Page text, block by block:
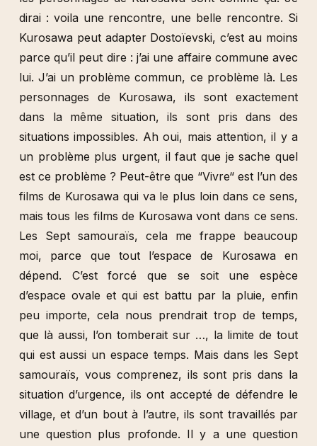
dirai : voila une rencontre, une belle rencontre. Si
Kurosawa peut adapter Dostoïevski, c’est au moins
parce qu’il peut dire : j’ai une affaire commune avec
lui. J’ai un problème commun, ce problème là. Les
personnages de Kurosawa, ils sont exactement
dans la même situation, ils sont pris dans des
situations impossibles. Ah oui, mais attention, il y a
un problème plus urgent, il faut que je sache quel
est ce problème ? Peut-être que “Vivre“ est l’un des
films de Kurosawa qui va le plus loin dans ce sens,
mais tous les films de Kurosawa vont dans ce sens.
Les Sept samouraïs, cela me frappe beaucoup
moi, parce que tout l’espace de Kurosawa en
dépend. C’est forcé que se soit une espèce
d’espace ovale et qui est battu par la pluie, enfin
peu importe, cela nous prendrait trop de temps,
que là aussi, l’on tomberait sur …, la limite de tout
qui est aussi un espace temps. Mais dans les Sept
samouraïs, vous comprenez, ils sont pris dans la
situation d’urgence, ils ont accepté de défendre le
village, et d’un bout à l’autre, ils sont travaillés par
une question plus profonde. Il y a une question